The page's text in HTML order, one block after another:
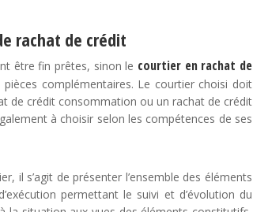
rachat de crédit
être fin prêtes, sinon le courtier en rachat de
complémentaires. Le courtier choisi doit
de crédit consommation ou un rachat de crédit
à choisir selon les compétences de ses
il s’agit de présenter l’ensemble des éléments
permettant le suivi et d’évolution du